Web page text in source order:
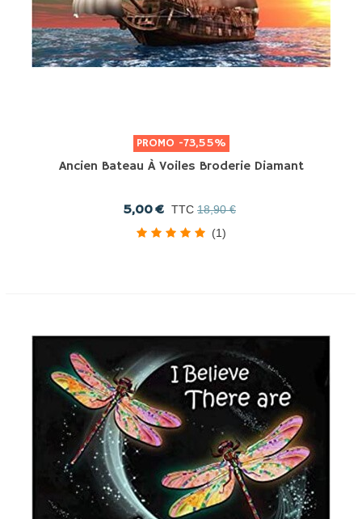
PROMO -73,55%
Ancien Bateau À Voiles Broderie Diamant
5,00 € TTC 18,90 €
(1)